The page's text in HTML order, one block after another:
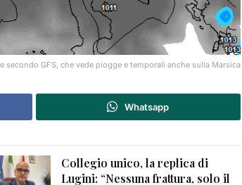
GFS, che vede piogge e temporali anche sulla Marsica
Whatsapp
Collegio unico, la replica di
Lugini: “Nessuna frattura, solo il